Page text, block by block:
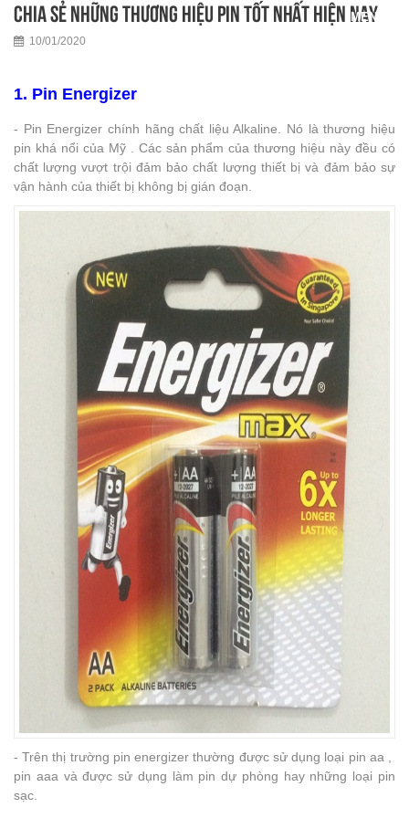
Chia sẻ những thương hiệu pin tốt nhất hiện nay
10/01/2020
1. Pin Energizer
- Pin Energizer chính hãng chất liệu Alkaline. Nó là thương hiệu
pin khá nổi của Mỹ . Các sản phẩm của thương hiệu này đều có
chất lượng vượt trội đảm bảo chất lượng thiết bị và đảm bảo sự
vận hành của thiết bị không bị gián đoạn.
- Trên thị trường pin energizer thường được sử dụng loại pin aa ,
pin aaa và được sử dụng làm pin dự phòng hay những loại pin
sạc.